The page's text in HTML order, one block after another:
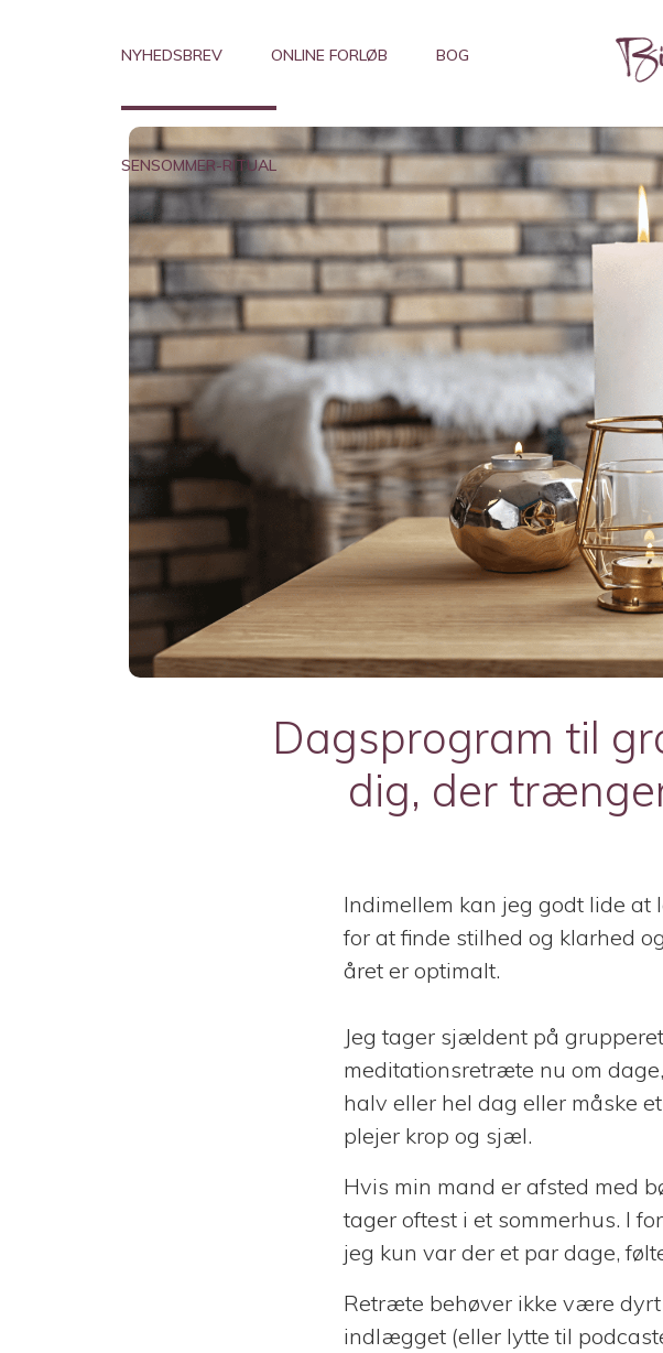
NYHEDSBREV ONLINE FORLØB BOG
SENSOMMER-RITUAL
Dagsprogram til
dig, der
Indimellem kan jeg godt lide
for at finde stilhed og klarhed
året er optimalt.
Jeg tager sjældent på
meditationsretræte nu om
halv eller hel dag eller måske
plejer krop og sjæl.
Hvis min mand er afsted med
tager oftest i et sommerhus. I
jeg kun var der et par dage,
Retræte behøver ikke være
indlægget (eller lytte til